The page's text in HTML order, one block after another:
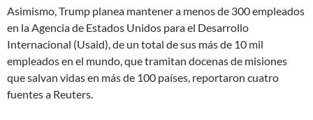
Asimismo, Trump planea mantener a menos de 300 empleados
en la Agencia de Estados Unidos para el Desarrollo
Internacional (Usaid), de un total de sus más de 10 mil
empleados en el mundo, que tramitan docenas de misiones
que salvan vidas en más de 100 países, reportaron cuatro
fuentes a Reuters.